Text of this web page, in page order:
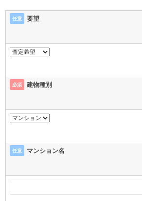
任意 要望
必須 建物種別
任意 マンション名